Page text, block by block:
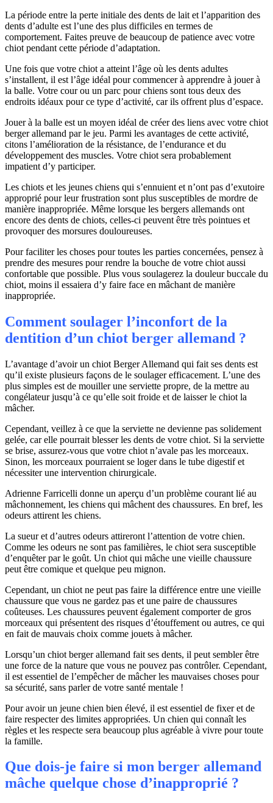
La période entre la perte initiale des dents de lait et l’apparition des
dents d’adulte est l’une des plus difficiles en termes de
comportement. Faites preuve de beaucoup de patience avec votre
chiot pendant cette période d’adaptation.
Une fois que votre chiot a atteint l’âge où les dents adultes
s’installent, il est l’âge idéal pour commencer à apprendre à jouer à
la balle. Votre cour ou un parc pour chiens sont tous deux des
endroits idéaux pour ce type d’activité, car ils offrent plus d’espace.
Jouer à la balle est un moyen idéal de créer des liens avec votre chiot
berger allemand par le jeu. Parmi les avantages de cette activité,
citons l’amélioration de la résistance, de l’endurance et du
développement des muscles. Votre chiot sera probablement
impatient d’y participer.
Les chiots et les jeunes chiens qui s’ennuient et n’ont pas d’exutoire
approprié pour leur frustration sont plus susceptibles de mordre de
manière inappropriée. Même lorsque les bergers allemands ont
encore des dents de chiots, celles-ci peuvent être très pointues et
provoquer des morsures douloureuses.
Pour faciliter les choses pour toutes les parties concernées, pensez à
prendre des mesures pour rendre la bouche de votre chiot aussi
confortable que possible. Plus vous soulagerez la douleur buccale du
chiot, moins il essaiera d’y faire face en mâchant de manière
inappropriée.
Comment soulager l’inconfort de la
dentition d’un chiot berger allemand ?
L’avantage d’avoir un chiot Berger Allemand qui fait ses dents est
qu’il existe plusieurs façons de le soulager efficacement. L’une des
plus simples est de mouiller une serviette propre, de la mettre au
congélateur jusqu’à ce qu’elle soit froide et de laisser le chiot la
mâcher.
Cependant, veillez à ce que la serviette ne devienne pas solidement
gelée, car elle pourrait blesser les dents de votre chiot. Si la serviette
se brise, assurez-vous que votre chiot n’avale pas les morceaux.
Sinon, les morceaux pourraient se loger dans le tube digestif et
nécessiter une intervention chirurgicale.
Adrienne Farricelli donne un aperçu d’un problème courant lié au
mâchonnement, les chiens qui mâchent des chaussures. En bref, les
odeurs attirent les chiens.
La sueur et d’autres odeurs attireront l’attention de votre chien.
Comme les odeurs ne sont pas familières, le chiot sera susceptible
d’enquêter par le goût. Un chiot qui mâche une vieille chaussure
peut être comique et quelque peu mignon.
Cependant, un chiot ne peut pas faire la différence entre une vieille
chaussure que vous ne gardez pas et une paire de chaussures
coûteuses. Les chaussures peuvent également comporter de gros
morceaux qui présentent des risques d’étouffement ou autres, ce qui
en fait de mauvais choix comme jouets à mâcher.
Lorsqu’un chiot berger allemand fait ses dents, il peut sembler être
une force de la nature que vous ne pouvez pas contrôler. Cependant,
il est essentiel de l’empêcher de mâcher les mauvaises choses pour
sa sécurité, sans parler de votre santé mentale !
Pour avoir un jeune chien bien élevé, il est essentiel de fixer et de
faire respecter des limites appropriées. Un chien qui connaît les
règles et les respecte sera beaucoup plus agréable à vivre pour toute
la famille.
Que dois-je faire si mon berger allemand
mâche quelque chose d’inapproprié ?